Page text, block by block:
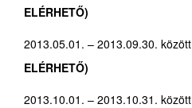
ELÉRHETŐ)
2013.05.01. – 2013.09.30. között
ELÉRHETŐ)
2013.10.01. – 2013.10.31. között